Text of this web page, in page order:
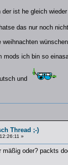
ist he gleich wieder
das nur noch
wünschen
ich bin so
und
Thread ;-)
»
oder? packts